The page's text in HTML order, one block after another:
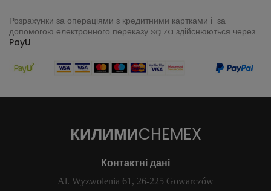
Розрахунки за операціями з кредитними картками i за
допомогою електронного переказу są za здійснюються через
PayU
КИЛИМИCHEMEX
Контактні дані
Al. Wyzwolenia 61, 26-225 Gowarczów